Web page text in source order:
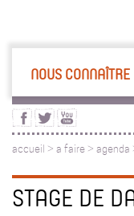
NOUS CONNAÎTRE
accueil > a faire > agenda
STAGE DE